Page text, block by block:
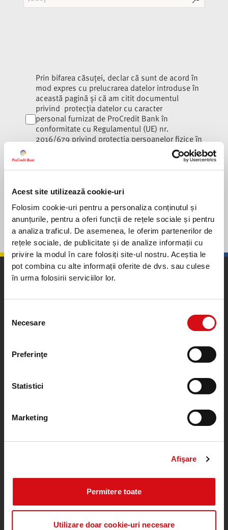
Acest site utilizează cookie-uri
Folosim cookie-uri pentru a personaliza conținutul și
anunțurile, pentru a oferi funcții de rețele sociale și pentru
a analiza traficul. De asemenea, le oferim partenerilor de
rețele sociale, de publicitate și de analize informații cu
privire la modul în care folosiți site-ul nostru. Aceștia le
pot combina cu alte informații oferite de dvs. sau culese
în urma folosirii serviciilor lor.
consimțământului
Necesare
Preferinţe
Statistici
Marketing
Afişare
Permitere toate
Utilizare doar cookie-uri necesare
Prin bifarea căsuței, declar că sunt de acord în
mod expres cu prelucrarea datelor introduse în
această pagină și că am citit documentul
privind
protecția datelor cu caracter
personal furnizat de ProCredit Bank în
conformitate cu Regulamentul (UE) nr.
2016/679 privind protecția persoanelor fizice în
ceea ce privește prelucrarea datelor cu caracter
personal și libera circulație a acestor date.
ROU.ProcreditCallCenter@procredit-group.com
Lista de prețuri
Condiții Generale de Afaceri
Documente utile